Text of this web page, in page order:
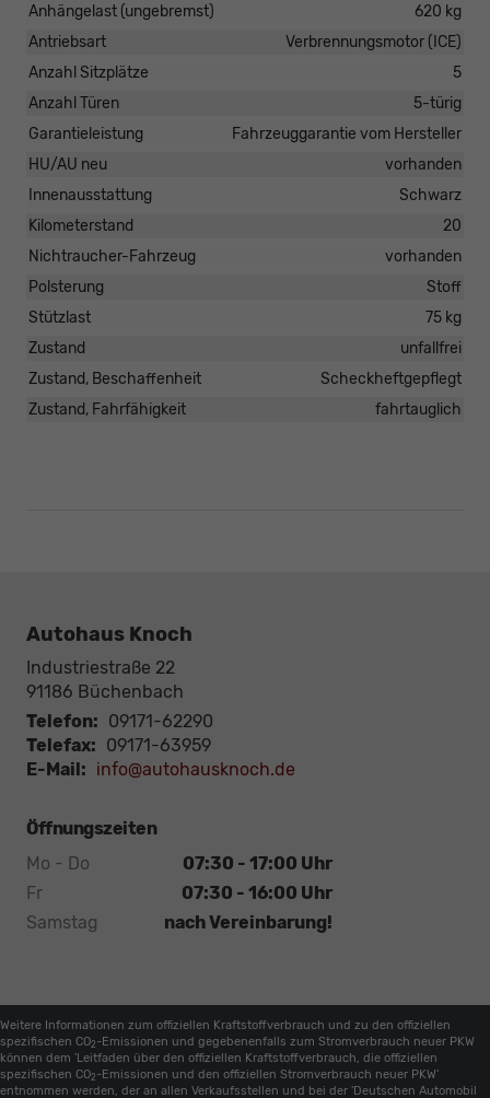
Anhängelast (ungebremst)
620 kg
Antriebsart
Verbrennungsmotor (ICE)
Anzahl Sitzplätze
5
Anzahl Türen
5-türig
Garantieleistung
Fahrzeuggarantie vom Hersteller
HU/AU neu
vorhanden
Innenausstattung
Schwarz
Kilometerstand
20
Nichtraucher-Fahrzeug
vorhanden
Polsterung
Stoff
Stützlast
75 kg
Zustand
unfallfrei
Zustand, Beschaffenheit
Scheckheftgepflegt
Zustand, Fahrfähigkeit
fahrtauglich
Autohaus Knoch
Industriestraße 22
91186 Büchenbach
Telefon: 09171-62290
Telefax: 09171-63959
E-Mail: info@autohausknoch.de
Öffnungszeiten
Mo - Do
07:30 - 17:00 Uhr
Fr
07:30 - 16:00 Uhr
Samstag
nach Vereinbarung!
Weitere Informationen zum offiziellen Kraftstoffverbrauch und zu den offiziellen
spezifischen CO2 -Emissionen und gegebenenfalls zum Stromverbrauch neuer PKW
können dem 'Leitfaden über den offiziellen Kraftstoffverbrauch, die offiziellen
spezifischen CO2 -Emissionen und den offiziellen Stromverbrauch neuer PKW'
entnommen werden, der an allen Verkaufsstellen und bei der 'Deutschen Automobil